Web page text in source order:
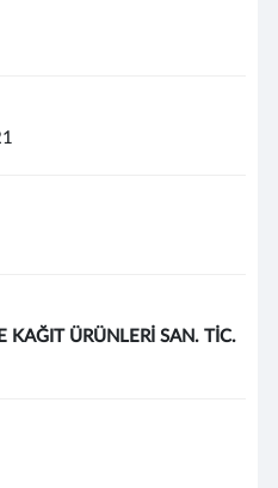
KAĞIT ÜRÜNLERİ SAN. TİC.